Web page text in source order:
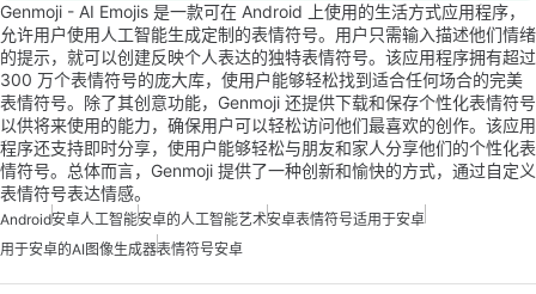
Genmoji - AI Emojis 是一款可在 Android 上使用的生活方式应用程序，
允许用户使用人工智能生成定制的表情符号。用户只需输入描述他们情绪
的提示，就可以创建反映个人表达的独特表情符号。该应用程序拥有超过
300 万个表情符号的庞大库，使用户能够轻松找到适合任何场合的完美
表情符号。除了其创意功能，Genmoji 还提供下载和保存个性化表情符号
以供将来使用的能力，确保用户可以轻松访问他们最喜欢的创作。该应用
程序还支持即时分享，使用户能够轻松与朋友和家人分享他们的个性化表
情符号。总体而言，Genmoji 提供了一种创新和愉快的方式，通过自定义
表情符号表达情感。
Android安卓人工智能安卓的人工智能艺术安卓表情符号适用于安卓
用于安卓的AI图像生成器表情符号安卓